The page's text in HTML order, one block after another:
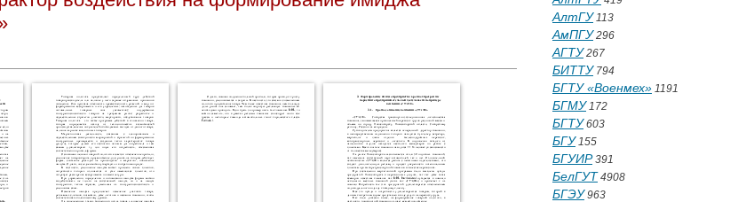
АлтГУ113
АмПГУ296
АГТУ267
БИТТУ794
БГТУ «Военмех» 1191
БГМУ172
БГТУ603
БГУ155
БГУИР391
БелГУТ 4908
БГЭУ963